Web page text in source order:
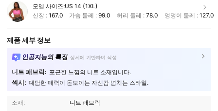
모델 사이즈:US 14 (1XL)
신장 : 167.0 가슴 둘레 :99.0 허리 둘레 : 78.0 엉덩이 둘레 : 127.0
제품 세부 정보
인공지능의 특징 상세에 기반하여 작성
니트 패브릭: 포근한 느낌의 니트 소재입니다.
섹시: 대담한 매력이 돋보이는 자신감 넘치는 스타일.
소재:
니트 패브릭